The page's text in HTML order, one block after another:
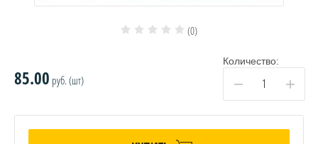
(0)
85.00 руб. (шт)
Количество:
− +